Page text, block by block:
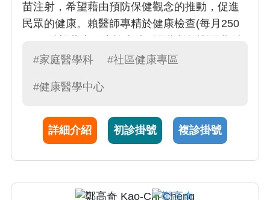
苗注射，希望藉由預防保健觀念的推動，促進
民眾的健康。賴醫師專精於健康檢查(每月250
療的目的。
#家庭醫學科 #社區健康專區
#健康醫學中心
詳細介紹 初診掛號 複診掛號